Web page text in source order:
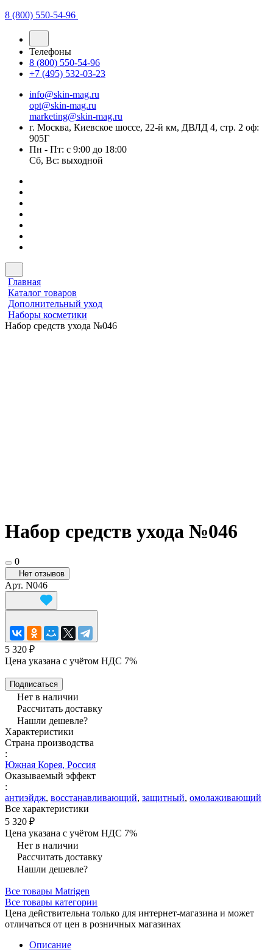
8 (800) 550-54-96
Телефоны
8 (800) 550-54-96
+7 (495) 532-03-23
info@skin-mag.ru
opt@skin-mag.ru
marketing@skin-mag.ru
г. Москва, Киевское шоссе, 22-й км, ДВЛД 4, стр. 2 оф:
905Г
Пн - Пт: с 9:00 до 18:00
Сб, Вс: выходной
Главная
Каталог товаров
Дополнительный уход
Наборы косметики
Набор средств ухода №046
Набор средств ухода №046
0
Нет отзывов
Арт. N046
5 320 ₽
Цена указана с учётом НДС 7%
Подписаться
Нет в наличии
Рассчитать доставку
Нашли дешевле?
Характеристики
Страна производства
:
Южная Корея, Россия
Оказываемый эффект
:
антиэйдж, восстанавливающий, защитный, омолаживающий
Все характеристики
5 320 ₽
Цена указана с учётом НДС 7%
Нет в наличии
Рассчитать доставку
Нашли дешевле?
Все товары Matrigen
Все товары категории
Цена действительна только для интернет-магазина и может
отличаться от цен в розничных магазинах
Описание